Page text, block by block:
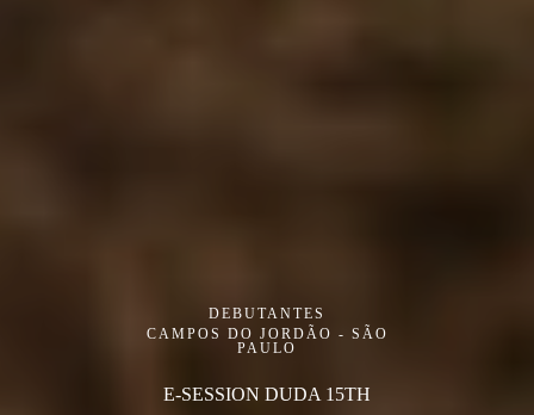
DEBUTANTES
CAMPOS DO JORDÃO - SÃO
PAULO
E-SESSION DUDA 15TH